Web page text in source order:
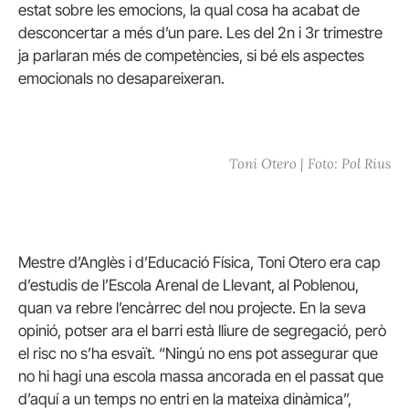
estat sobre les emocions, la qual cosa ha acabat de
desconcertar a més d’un pare. Les del 2n i 3r trimestre
ja parlaran més de competències, si bé els aspectes
emocionals no desapareixeran.
Toni Otero | Foto: Pol Rius
Mestre d’Anglès i d’Educació Física, Toni Otero era cap
d’estudis de l’Escola Arenal de Llevant, al Poblenou,
quan va rebre l’encàrrec del nou projecte. En la seva
opinió, potser ara el barri està lliure de segregació, però
el risc no s’ha esvaït. “Ningú no ens pot assegurar que
no hi hagi una escola massa ancorada en el passat que
d’aquí a un temps no entri en la mateixa dinàmica”,